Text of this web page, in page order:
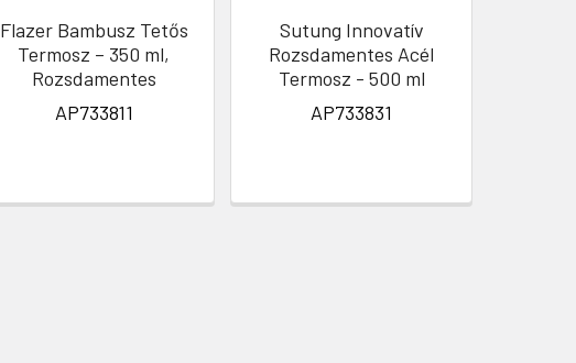
Flazer Bambusz Tetős
Termosz – 350 ml,
Rozsdamentes
AP733811
Sutung Innovatív
Rozsdamentes Acél
Termosz - 500 ml
AP733831